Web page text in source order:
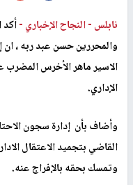
نابلس -النجاح الإخباري -
والمحررين حسن عبد ربه ،
الإداري.
وأضاف بأن إدارة سجون
القاضي بتجميد الاعتقال
وتمسك بحقه بالإفراج عنه.